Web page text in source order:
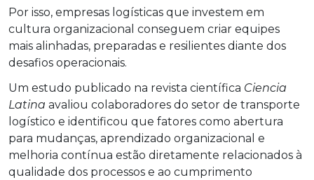
Por isso, empresas logísticas que investem em
cultura organizacional conseguem criar equipes
mais alinhadas, preparadas e resilientes diante dos
desafios operacionais.
Um estudo publicado na revista científica Ciencia
Latina avaliou colaboradores do setor de transporte
logístico e identificou que fatores como abertura
para mudanças, aprendizado organizacional e
melhoria contínua estão diretamente relacionados à
qualidade dos processos e ao cumprimento